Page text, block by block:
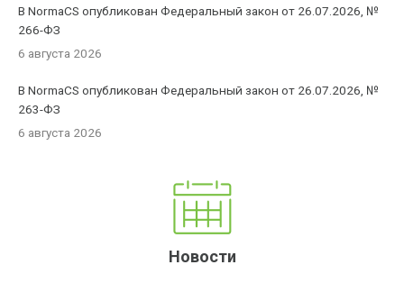
В NormaCS опубликован Федеральный закон от 26.07.2026, №
266-ФЗ
6 августа 2026
В NormaCS опубликован Федеральный закон от 26.07.2026, №
263-ФЗ
6 августа 2026
Новости